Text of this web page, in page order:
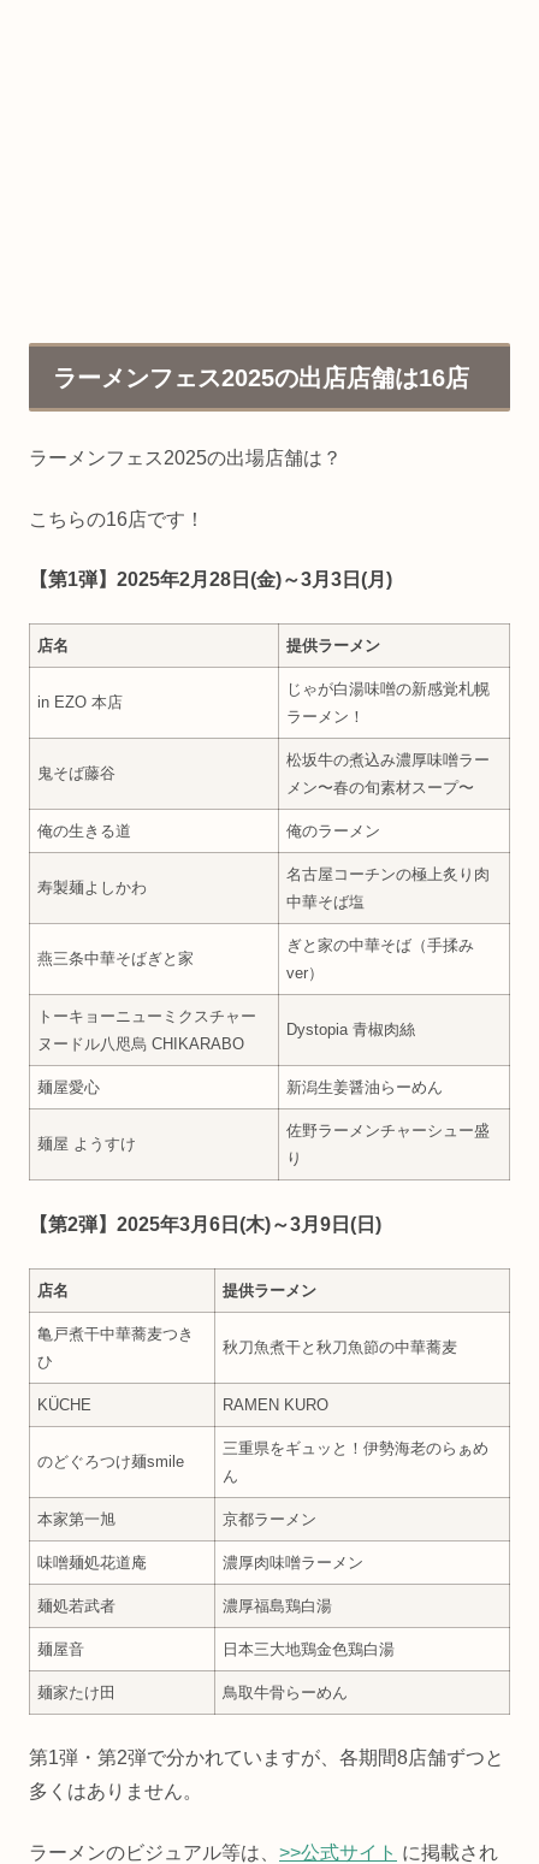
ラーメンフェス2025の出店店舗は16店
ラーメンフェス2025の出場店舗は？
こちらの16店です！
【第1弾】2025年2月28日(金)～3月3日(月)
店名 提供ラーメン
in EZO 本店
じゃが白湯味噌の新感覚札幌
ラーメン！
鬼そば藤谷
松坂牛の煮込み濃厚味噌󠄀ラー
メン〜春の旬素材スープ〜
俺の生きる道 俺のラーメン
寿製麺よしかわ
名古屋コーチンの極上炙り肉
中華そば塩
燕三条中華そばぎと家
ぎと家の中華そば（手揉み
ver）
トーキョーニューミクスチャー
ヌードル八咫烏 CHIKARABO
Dystopia 青椒肉絲
麺屋愛心 新潟生姜醤油らーめん
麺屋 ようすけ
佐野ラーメンチャーシュー盛
り
【第2弾】2025年3月6日(木)～3月9日(日)
店名 提供ラーメン
亀戸煮干中華蕎麦つき
ひ
秋刀魚煮干と秋刀魚節の中華蕎麦
KÜCHE RAMEN KURO
のどぐろつけ麺smile
三重県をギュッと！伊勢海老のらぁめ
ん
本家第一旭 京都ラーメン
味噌麺処花道庵 濃厚肉味噌ラーメン
麺処若武者 濃厚福島鶏白湯
麺屋音 日本三大地鶏金色鶏白湯
麺家たけ田 鳥取牛骨らーめん
第1弾・第2弾で分かれていますが、各期間8店舗ずつと
多くはありません。
ラーメンのビジュアル等は、 >>公式サイト に掲載され